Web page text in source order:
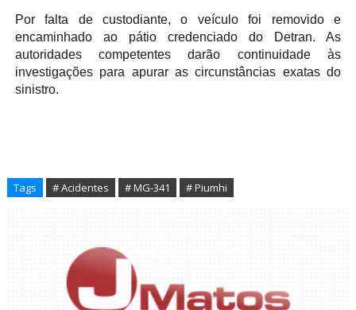
Por falta de custodiante, o veículo foi removido e
encaminhado ao pátio credenciado do Detran. As
autoridades competentes darão continuidade às
investigações para apurar as circunstâncias exatas do
sinistro.
Tags # Acidentes # MG-341 # Piumhi